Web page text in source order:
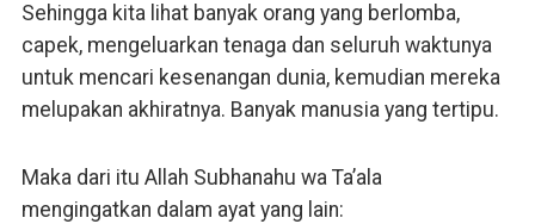
Sehingga kita lihat banyak orang yang berlomba,
capek, mengeluarkan tenaga dan seluruh waktunya
untuk mencari kesenangan dunia, kemudian mereka
melupakan akhiratnya. Banyak manusia yang tertipu.
Maka dari itu Allah Subhanahu wa Ta’ala
mengingatkan dalam ayat yang lain: